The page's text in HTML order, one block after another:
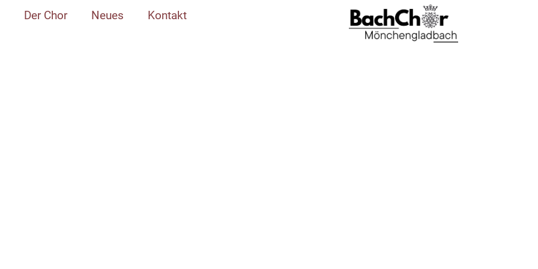
Der Chor Neues Kontakt